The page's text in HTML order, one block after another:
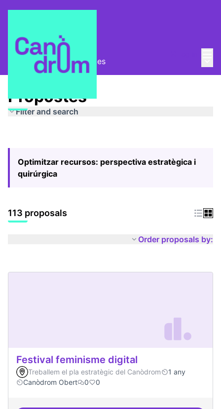
Pla Estratègic Propostes
Propostes
Filter and search
Optimitzar recursos: perspectiva estratègica i
quirúrgica
113 proposals
Order proposals by:
Festival feminisme digital
Treballem el pla estratègic del Canòdrom
1 any
Canòdrom Obert
0 0